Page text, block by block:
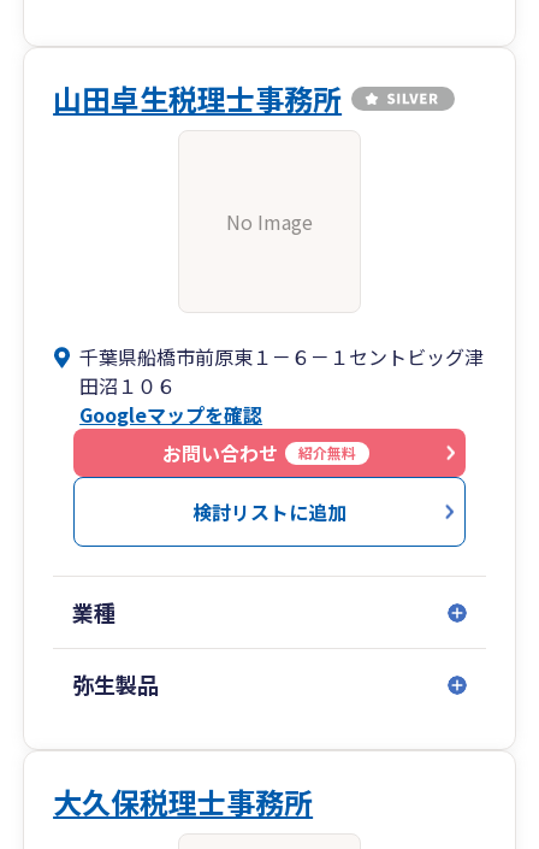
山田卓生税理士事務所
No Image
千葉県船橋市前原東１－６－１セントビッグ津
田沼１０６
Googleマップを確認
お問い合わせ
紹介無料
検討リストに追加
業種
弥生製品
大久保税理士事務所